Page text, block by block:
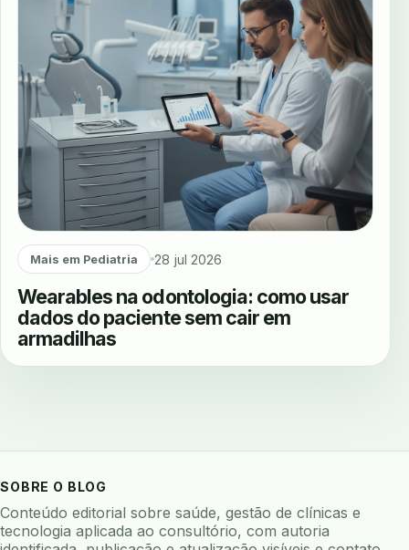
Mais em Pediatria 28 jul 2026
Wearables na odontologia: como usar
dados do paciente sem cair em
armadilhas
SOBRE O BLOG
Conteúdo editorial sobre saúde, gestão de clínicas e
tecnologia aplicada ao consultório, com autoria